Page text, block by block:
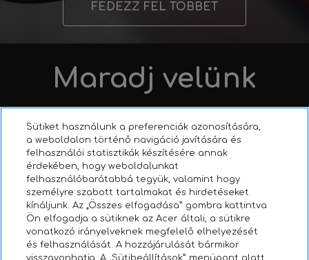
FEDEZZ FEL TÖBBET
Maradj velünk
Sütiket használunk a preferenciák azonosítására,
a weboldalon történő navigáció javítására és
felhasználói statisztikák készítésére annak
érdekében, hogy weboldalunkat
felhasználóbarátabbá tegyük, valamint hogy
személyre szabott tartalmakat és hirdetéseket
kínáljunk. Az „Összes elfogadása” gombra kattintva
Ön elfogadja a sütiknek az Acer általi, a sütikre
vonatkozó irányelveknek megfelelő elhelyezését
és felhasználását. A hozzájárulását bármikor
visszavonhatja. A „Sütibeállítások” menüpont alatt